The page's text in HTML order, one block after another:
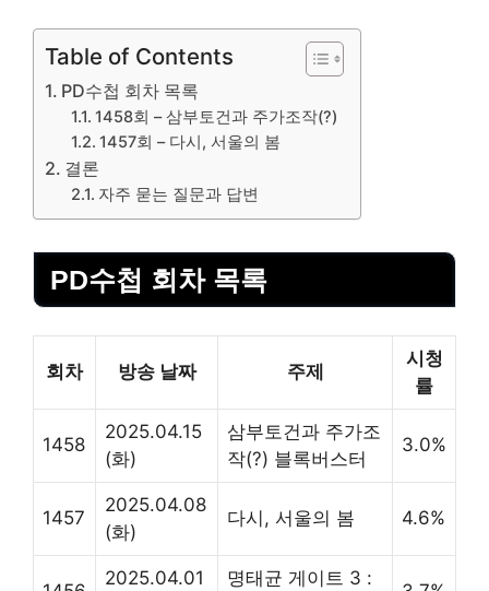
Table of Contents
PD수첩 회차 목록
1458회 – 삼부토건과 주가조작(?)
1457회 – 다시, 서울의 봄
결론
자주 묻는 질문과 답변
PD수첩 회차 목록
회차 방송 날짜 주제
시청
률
1458
2025.04.15
(화)
삼부토건과 주가조
작(?) 블록버스터
3.0%
1457
2025.04.08
(화)
다시, 서울의 봄 4.6%
2025.04.01 명태균 게이트 3 :